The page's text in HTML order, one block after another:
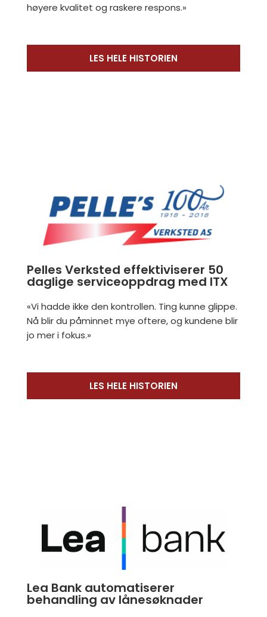
høyere kvalitet og raskere respons.»
LES HELE HISTORIEN
Pelles Verksted effektiviserer 50
daglige serviceoppdrag med ITX
«Vi hadde ikke den kontrollen. Ting kunne glippe.
Nå blir du påminnet mye oftere, og kundene blir
jo mer i fokus.»
LES HELE HISTORIEN
Lea Bank automatiserer
behandling av lånesøknader